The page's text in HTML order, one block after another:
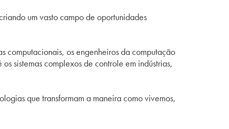
um vasto campo de oportunidades
computacionais, os engenheiros da computação
sistemas complexos de controle em indústrias,
que transformam a maneira como vivemos,